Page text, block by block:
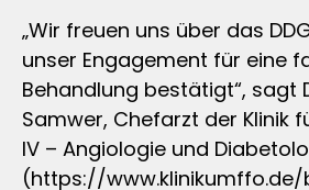
„Wir freuen uns über das
unser Engagement für eine
Behandlung bestätigt“, sagt
Samwer, Chefarzt der Klinik
IV – Angiologie und
(https://